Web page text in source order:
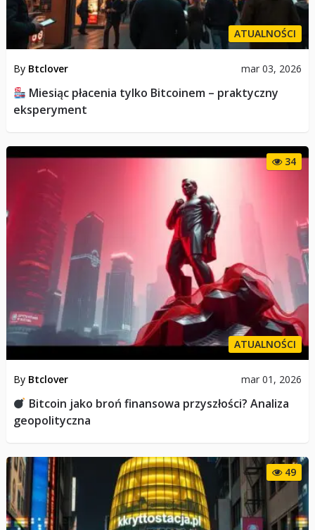
ATUALNOŚCI
By Btclover mar 03, 2026
Miesiąc płacenia tylko Bitcoinem – praktyczny
eksperyment
34
ATUALNOŚCI
By Btclover mar 01, 2026
Bitcoin jako broń finansowa przyszłości? Analiza
geopolityczna
49